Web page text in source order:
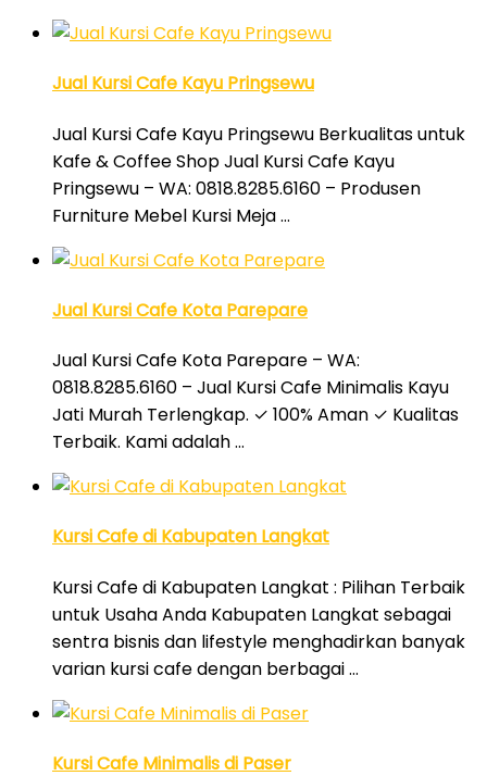
Jual Kursi Cafe Kayu Pringsewu
Jual Kursi Cafe Kayu Pringsewu Berkualitas untuk
Kafe & Coffee Shop Jual Kursi Cafe Kayu
Pringsewu – WA: 0818.8285.6160 – Produsen
Furniture Mebel Kursi Meja …
Jual Kursi Cafe Kota Parepare
Jual Kursi Cafe Kota Parepare – WA:
0818.8285.6160 – Jual Kursi Cafe Minimalis Kayu
Jati Murah Terlengkap. ✓ 100% Aman ✓ Kualitas
Terbaik. Kami adalah …
Kursi Cafe di Kabupaten Langkat
Kursi Cafe di Kabupaten Langkat : Pilihan Terbaik
untuk Usaha Anda Kabupaten Langkat sebagai
sentra bisnis dan lifestyle menghadirkan banyak
varian kursi cafe dengan berbagai …
Kursi Cafe Minimalis di Paser